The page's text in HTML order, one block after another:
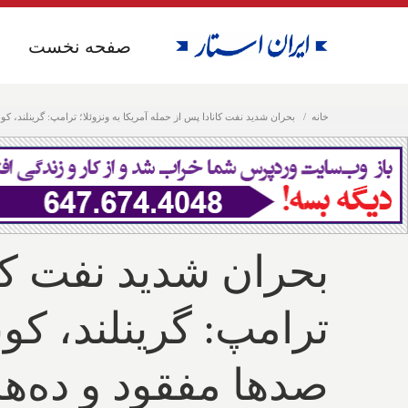
خانه بحران شدید نفت کانادا پس از حمله آمریکا به ونزوئلا؛ ترامپ:
صفحه نخست
صفحه نخست
بحران شدید نفت
ترامپ: گرینلند،
صدها مفقود و